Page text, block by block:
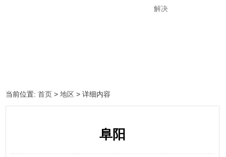
解决
当前位置:首页 >地区 > 详细内容
阜阳